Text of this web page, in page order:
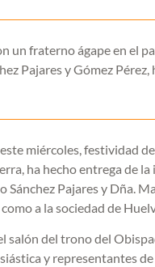
un fraterno ágape en el
Pajares y Gómez
miércoles, festividad
ha hecho entrega de
Pajares y Dña.
a la sociedad de
salón del trono del
y representantes